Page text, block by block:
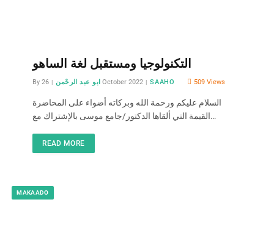
التكنولوجيا ومستقبل لغة الساهو
By ابو عبد الرحْمن 26 October 2022 SAAHO 509Views
السلام عليكم ورحمة الله وبركاته أضواء على المحاضرة
القيمة التي ألقاها الدكتور/جامع موسى بالإشتراك مع…
READ MORE
MAKAADO